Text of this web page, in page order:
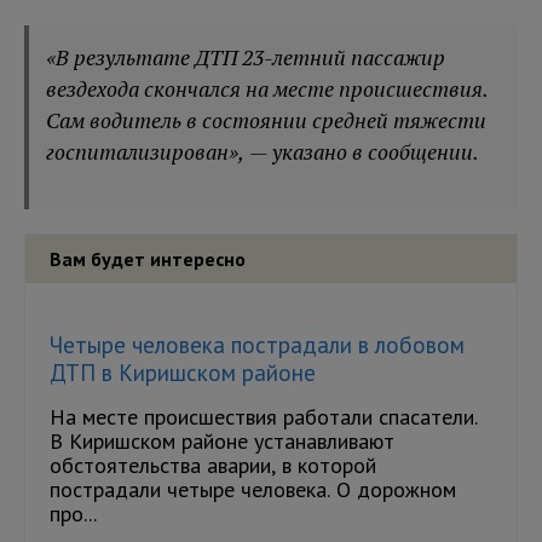
«В результате ДТП 23-летний пассажир
вездехода скончался на месте происшествия.
Сам водитель в состоянии средней тяжести
госпитализирован», — указано в сообщении.
Вам будет интересно
Четыре человека пострадали в лобовом
ДТП в Киришском районе
На месте происшествия работали спасатели.
В Киришском районе устанавливают
обстоятельства аварии, в которой
пострадали четыре человека. О дорожном
про...